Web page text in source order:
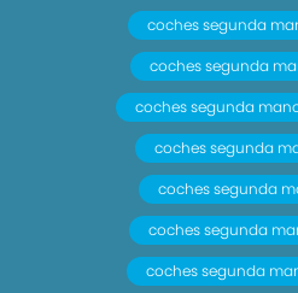
HDI 5dr MM y Fecha del
- Arranque en pendiente
- Encendido automático
- Cristales oscurecidos la
- Conexión para: entrada
- Control de velocidad
PEUGEOT 5008 1.6 HDI FAP
Pontevedra, del año 2010
coches segunda
coches segunda
coches segunda
coches segunda
coches segunda
coches segunda
coches segunda